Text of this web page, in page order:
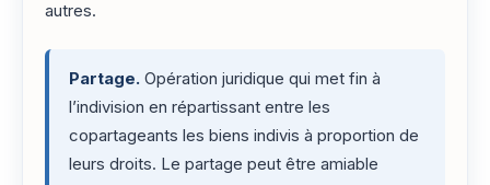
autres.
Partage. Opération juridique qui met fin à
l’indivision en répartissant entre les
copartageants les biens indivis à proportion de
leurs droits. Le partage peut être amiable